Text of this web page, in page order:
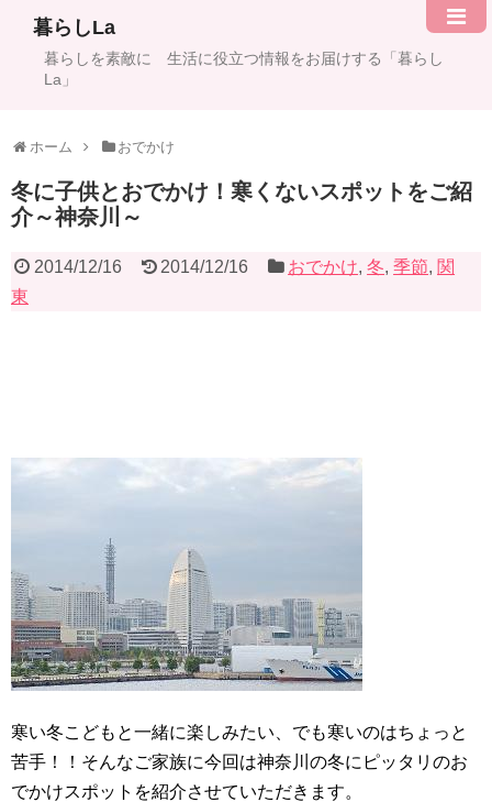
暮らしLa
暮らしを素敵に 生活に役立つ情報をお届けする「暮らし
La」
ホーム おでかけ
冬に子供とおでかけ！寒くないスポットをご紹
介～神奈川～
2014/12/16 2014/12/16 おでかけ,冬,季節, 関
東
寒い冬こどもと一緒に楽しみたい、でも寒いのはちょっと
苦手！！そんなご家族に今回は神奈川の冬にピッタリのお
でかけスポットを紹介させていただきます。